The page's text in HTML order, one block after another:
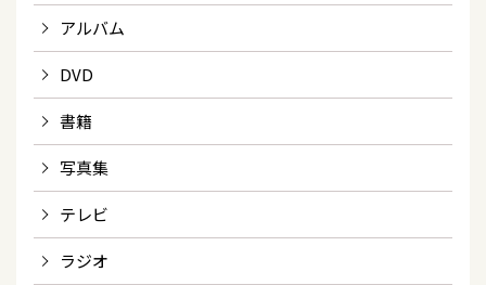
アルバム
DVD
書籍
写真集
テレビ
ラジオ